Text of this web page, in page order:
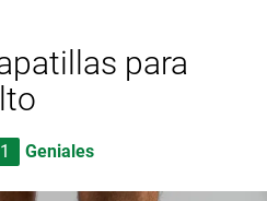
para
Geniales